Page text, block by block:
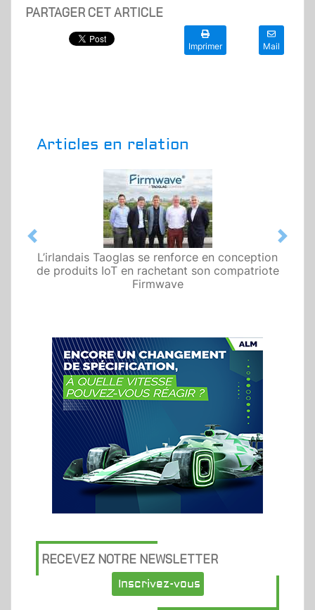
PARTAGER CET ARTICLE
Imprimer Mail
Articles en relation
L’irlandais Taoglas se renforce en conception
de produits IoT en rachetant son compatriote
Firmwave
Previous Next
RECEVEZ NOTRE NEWSLETTER
Inscrivez-vous